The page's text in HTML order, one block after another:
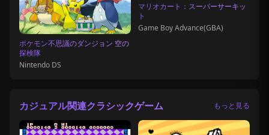
ポケモン不思議のダンジョン 空の
探検隊
Nintendo DS
マリオカート：スーパーサーキッ
ト
Game Boy Advance(GBA)
カジュアル関連クラシックゲーム もっと見る